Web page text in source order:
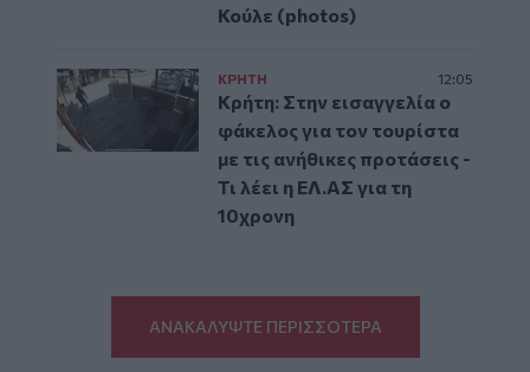
Κούλε (photos)
ΚΡΗΤΗ 12:05
Κρήτη: Στην εισαγγελία ο
φάκελος για τον τουρίστα
με τις ανήθικες προτάσεις -
Τι λέει η ΕΛ.ΑΣ για τη
10χρονη
ΑΝΑΚΑΛΥΨΤΕ ΠΕΡΙΣΣΟΤΕΡΑ